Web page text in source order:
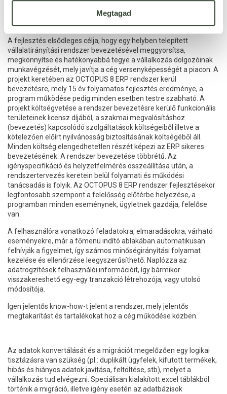
Megtagad
A fejlesztés elsődleges célja, hogy egy helyben telepített
vállalatirányítási rendszer bevezetésével meggyorsítsa,
megkönnyítse és hatékonyabbá tegye a vállalkozás dolgozóinak
munkavégzését, mely javítja a cég versenyképességét a piacon. A
projekt keretében az OCTOPUS 8 ERP rendszer kerül
bevezetésre, mely 15 év folyamatos fejlesztés eredménye, a
program működése pedig minden esetben testre szabható. A
projekt költségvetése a rendszer bevezetésre kerülő funkcionális
területeinek licensz díjából, a szakmai megvalósításhoz
(bevezetés) kapcsolódó szolgáltatások költségeiből illetve a
kötelezően előírt nyilvánosság biztosításának költségéből áll.
Minden költség elengedhetetlen részét képezi az ERP sikeres
bevezetésének. A rendszer bevezetése többrétű. Az
igényspecifikáció és helyzetfelmérés összeállítása után, a
rendszertervezés keretein belül folyamati és működési
tanácsadás is folyik. Az OCTOPUS 8 ERP rendszer fejlesztésekor
legfontosabb szempont a felelősség előtérbe helyezése, a
programban minden eseménynek, ügyletnek gazdája, felelőse
van.
A felhasználóra vonatkozó feladatokra, elmaradásokra, várható
eseményekre, már a főmenü indító ablakában automatikusan
felhívják a figyelmet, így számos minőségirányítási folyamat
kezelése és ellenőrzése leegyszerűsíthető. Naplózza az
adatrögzítések felhasználói információit, így bármikor
visszakereshető egy-egy tranzakció létrehozója, vagy utolsó
módosítója.
Igen jelentős know-how-t jelent a rendszer, mely jelentős
megtakarítást és tartalékokat hoz a cég működése közben.
Az adatok konvertálását és a migrációt megelőzően egy logikai
tisztázásra van szükség (pl.: duplikált ügyfelek, kifutott termékek,
hibás és hiányos adatok javítása, feltöltése, stb), melyet a
vállalkozás tud elvégezni. Speciálisan kialakított excel táblákból
történik a migráció, illetve igény esetén az adatbázisok